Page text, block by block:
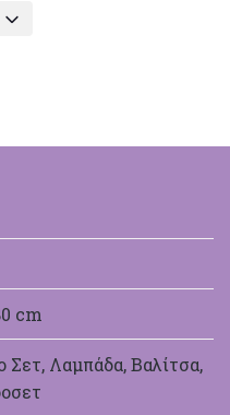
cm
Λαμπάδα, Βαλίτσα,